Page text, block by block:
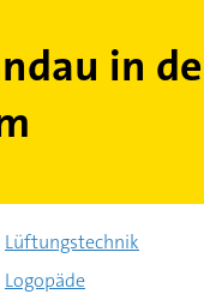
in
Lüftungstechnik
Logopäde